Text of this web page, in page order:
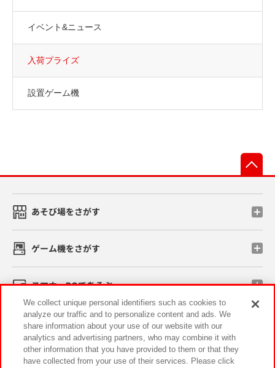
イベント&ニュース
入荷プライズ
設置ゲーム機
あそび場をさがす
ゲーム機をさがす
スマホ・PCであそぶ
イベント・キャンペーン
We collect unique personal identifiers such as cookies to
analyze our traffic and to personalize content and ads. We
share information about your use of our website with our
analytics and advertising partners, who may combine it with
other information that you have provided to them or that they
have collected from your use of their services. Please click